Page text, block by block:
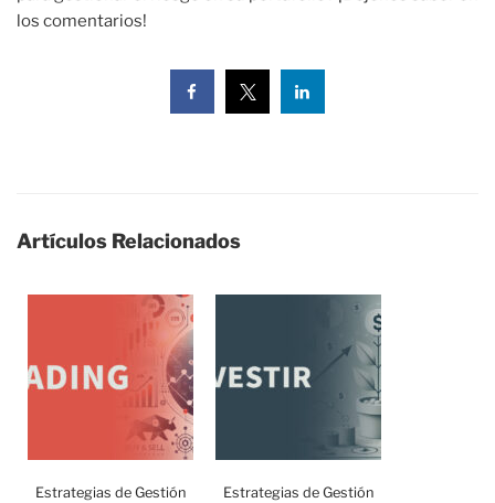
los comentarios!
Artículos Relacionados
Estrategias de Gestión
Estrategias de Gestión